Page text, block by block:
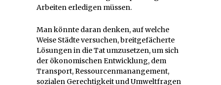
Arbeiten erledigen müssen.
Man könnte daran denken, auf welche
Weise Städte versuchen, breitgefächerte
Lösungen in die Tat umzusetzen, um sich
der ökonomischen Entwicklung, dem
Transport, Ressourcenmanangement,
sozialen Gerechtigkeit und Umweltfragen